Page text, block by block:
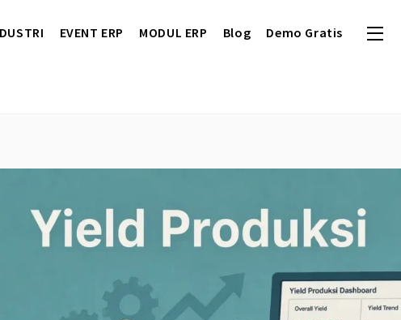
EVENT ERP MODUL ERP Blog Demo Gratis